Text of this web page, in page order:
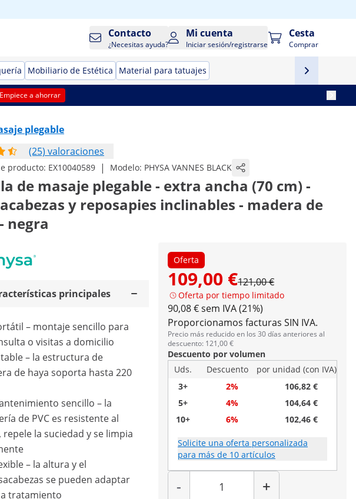
Contacto
¿Necesitas ayuda?
Mi cuenta
Iniciar sesión/registrarse
Cesta
Comprar
Mobiliario de Estética Material para tatuajes
Empiece a ahorrar
plegable
(25) valoraciones
producto: EX10040589 | Modelo: PHYSA VANNES BLACK
de masaje plegable - extra ancha (70 cm) -
y reposapies inclinables - madera de
negra
Oferta
109,00 €121,00 €
Oferta por tiempo limitado
90,08 € sem IVA (21%)
Proporcionamos facturas SIN IVA.
Precio más reducido en los 30 días anteriores al
descuento: 121,00 €
Descuento por volumen
Uds.
Descuento
por unidad (con IVA)
3+
2%
106,82 €
5+
4%
104,64 €
10+
6% 102,46 €
Solicite una oferta personalizada
para más de 10 artículos
-
Cantidad
+
principales
– montaje sencillo para
o visitas a domicilio
– la estructura de
de haya soporta hasta 220
sencillo – la
de PVC es resistente al
repele la suciedad y se limpia
– la altura y el
se pueden adaptar
tratamiento